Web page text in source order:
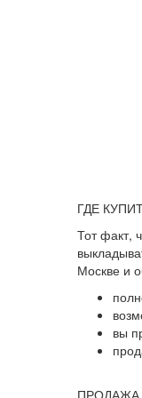
ГДЕ
Тот факт,
Москве и
вы
ПРОДАЖА